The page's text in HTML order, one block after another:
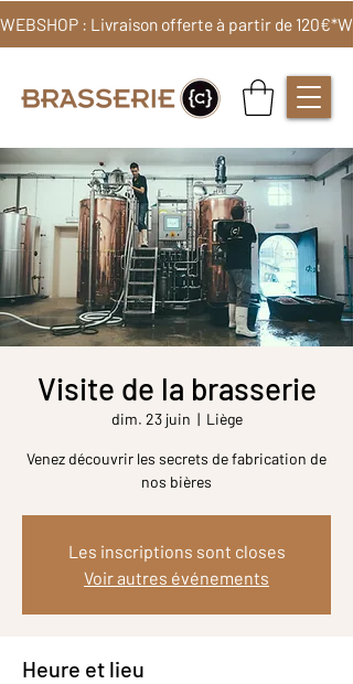
WEBSHOP : Livraison offerte à partir de 120€*
Visite de la brasserie
dim. 23 juin
  |
Liège
Venez découvrir les secrets de fabrication de
nos bières
Les inscriptions sont closes
Voir autres événements
Heure et lieu